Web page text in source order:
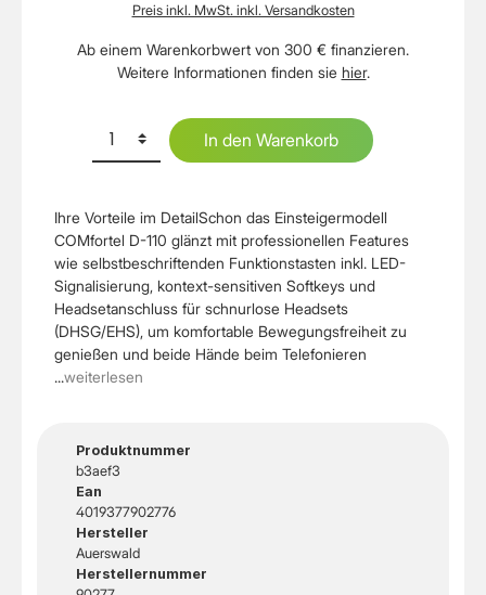
Ihre Vorteile im DetailSchon das Einsteigermodell
COMfortel D-110 glänzt mit professionellen Features
wie selbstbeschriftenden Funktionstasten inkl. LED-
Signalisierung, kontext-sensitiven Softkeys und
Headsetanschluss für schnurlose Headsets
(DHSG/EHS), um komfortable Bewegungsfreiheit zu
genießen und beide Hände beim Telefonieren
...weiterlesen
Produktnummer
b3aef3
Ean
4019377902776
Hersteller
Auerswald
Herstellernummer
Preis inkl. MwSt. inkl. Versandkosten
Ab einem Warenkorbwert von 300 € finanzieren.
Weitere Informationen finden sie hier.
In den Warenkorb